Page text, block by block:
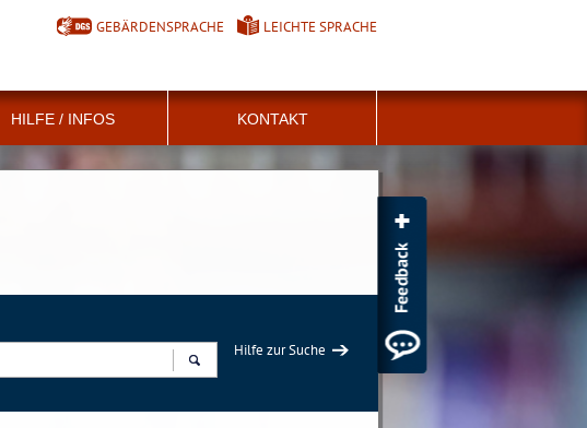
GEBÄRDENSPRACHE LEICHTE SPRACHE
HILFE / INFOS KONTAKT
Hilfe zur Suche